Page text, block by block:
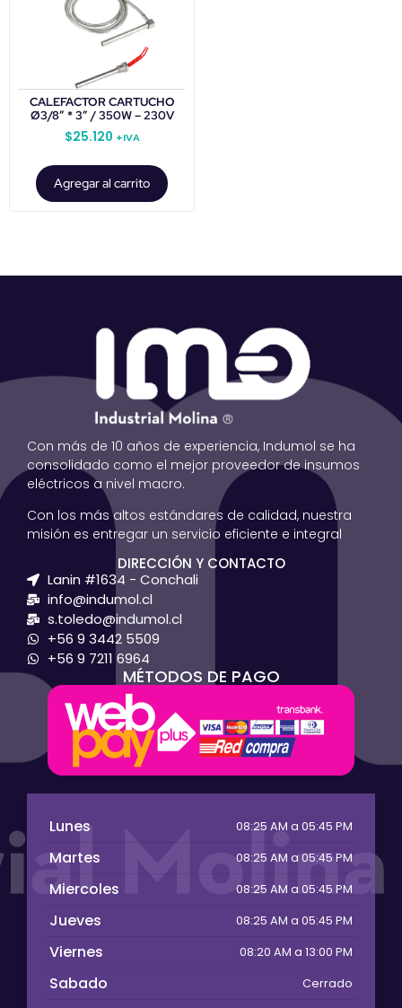
CALEFACTOR CARTUCHO
Ø3/8″ * 3″ / 350W – 230V
$25.120 +IVA
Agregar al carrito
Con más de 10 años de experiencia, Indumol se ha
consolidado como el mejor proveedor de insumos
eléctricos a nivel macro.
Con los más altos estándares de calidad, nuestra
misión es entregar un servicio eficiente e integral
DIRECCIÓN Y CONTACTO
Lanin #1634 - Conchali
info@indumol.cl
s.toledo@indumol.cl
+56 9 3442 5509
+56 9 7211 6964
MÉTODOS DE PAGO
Lunes 08:25 AM a 05:45 PM
Martes 08:25 AM a 05:45 PM
Miercoles 08:25 AM a 05:45 PM
Jueves 08:25 AM a 05:45 PM
Viernes 08:20 AM a 13:00 PM
Sabado Cerrado